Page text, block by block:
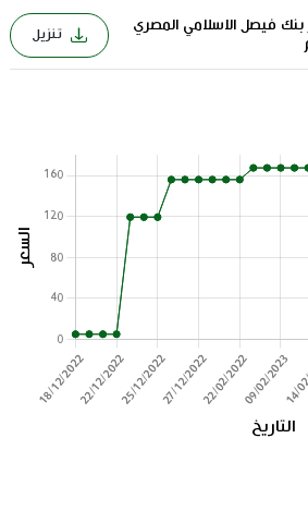
بنك فيصل الاسلامي المصري
تنزيل